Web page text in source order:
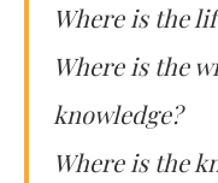
Where is the
Where is the
knowledge?
Where is the